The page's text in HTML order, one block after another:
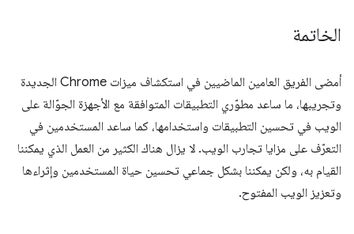
الخاتمة
أمضى الفريق العامين الماضيين في استكشاف ميزات Chrome الجديدة
وتجريبها، ما ساعد مطوّري التطبيقات المتوافقة مع الأجهزة الجوّالة على
الويب في تحسين التطبيقات واستخدامها، كما ساعد المستخدمين في
التعرّف على مزايا تجارب الويب. لا يزال هناك الكثير من العمل الذي يمكننا
القيام به، ولكن يمكننا بشكل جماعي تحسين حياة المستخدمين وإثراءها
وتعزيز الويب المفتوح.